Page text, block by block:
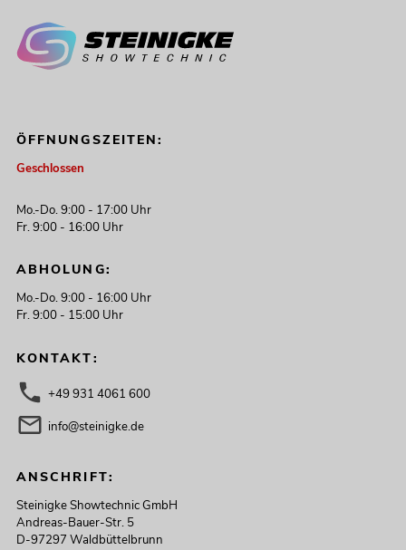
ÖFFNUNGSZEITEN:
Geschlossen
Mo.-Do. 9:00 - 17:00 Uhr
Fr. 9:00 - 16:00 Uhr
ABHOLUNG:
Mo.-Do. 9:00 - 16:00 Uhr
Fr. 9:00 - 15:00 Uhr
KONTAKT:
+49 931 4061 600
info@steinigke.de
ANSCHRIFT:
Steinigke Showtechnic GmbH
Andreas-Bauer-Str. 5
D-97297 Waldbüttelbrunn